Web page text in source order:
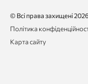
© Всі права захищені
Політика
Карта сайту